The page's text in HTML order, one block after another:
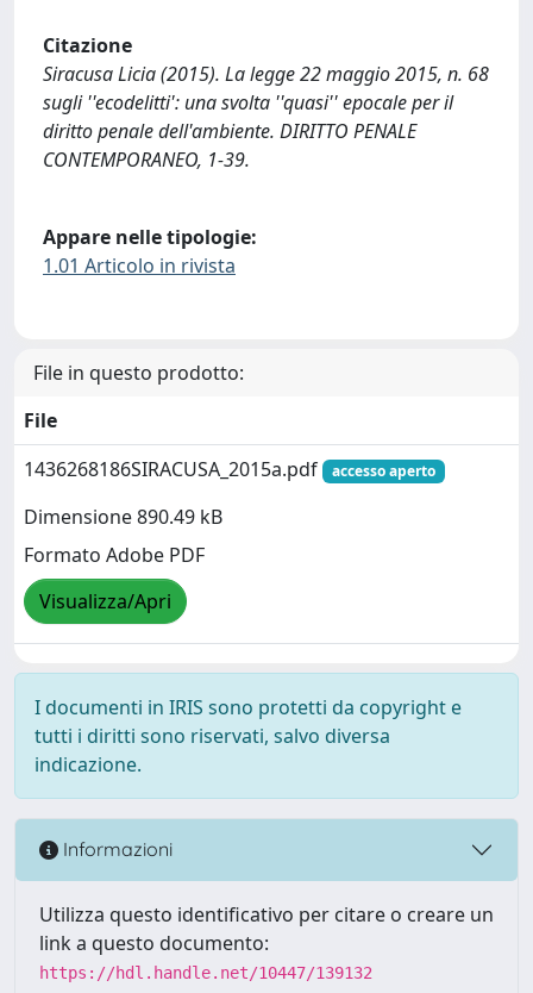
Citazione
Siracusa Licia (2015). La legge 22 maggio 2015, n. 68
sugli ''ecodelitti': una svolta ''quasi'' epocale per il
diritto penale dell'ambiente. DIRITTO PENALE
CONTEMPORANEO, 1-39.
Appare nelle tipologie:
1.01 Articolo in rivista
File in questo prodotto:
File
1436268186SIRACUSA_2015a.pdf
accesso aperto
Dimensione 890.49 kB
Formato Adobe PDF
Visualizza/Apri
I documenti in IRIS sono protetti da copyright e
tutti i diritti sono riservati, salvo diversa
indicazione.
Informazioni
Utilizza questo identificativo per citare o creare un
link a questo documento:
https://hdl.handle.net/10447/139132